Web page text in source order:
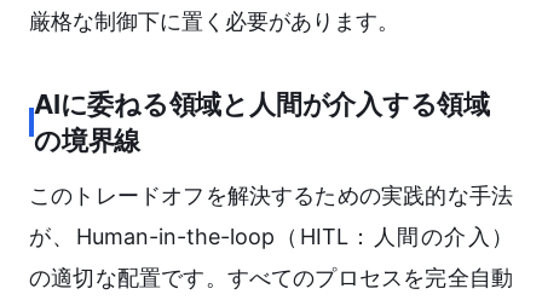
厳格な制御下に置く必要があります。
AIに委ねる領域と人間が介入する領域
の境界線
このトレードオフを解決するための実践的な手法
が、Human-in-the-loop（HITL：人間の介入）
の適切な配置です。すべてのプロセスを完全自動